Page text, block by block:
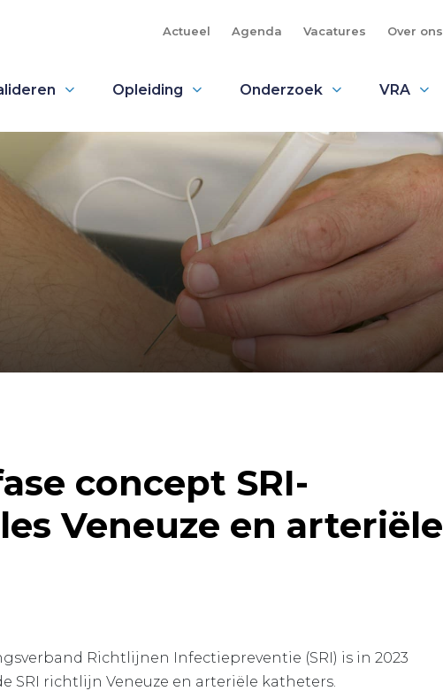
Actueel Agenda Vacatures Over ons
Opleiding Onderzoek VRA
concept SRI-
Veneuze en arteriële
Richtlijnen Infectiepreventie (SRI) is in 2023
SRI richtlijn Veneuze en arteriële katheters.